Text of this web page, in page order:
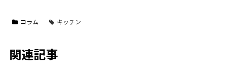
コラム キッチン
関連記事